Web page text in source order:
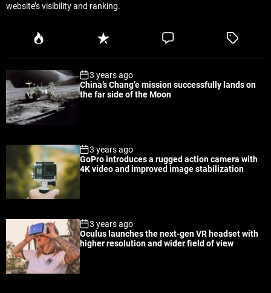
website’s visibility and ranking.
P
l
a
r
R
e
n
C
e
T
e
3 years ago
China’s Chang’e mission successfully lands on
the far side of the Moon
3 years ago
GoPro introduces a rugged action camera with
4K video and improved image stabilization
3 years ago
Oculus launches the next-gen VR headset with
higher resolution and wider field of view